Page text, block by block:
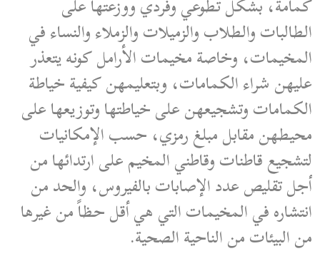
الطالبات والطلاب والزميلات والزملاء والنساء في
المخيمات، وخاصة مخيمات الأرامل كونه يتعذر
عليهن شراء الكمامات، وبتعليمهن كيفية خياطة
الكمامات وتشجيعهن على خياطتها وتوزيعها على
محيطهن مقابل مبلغ رمزي، حسب الإمكانيات
لتشجيع قاطنات وقاطني المخيم على ارتدائها من
أجل تقليص عدد الإصابات بالفيروس، والحد من
انتشاره في المخيمات التي هي أقل حظاً من غيرها
من البيئات من الناحية الصحية.